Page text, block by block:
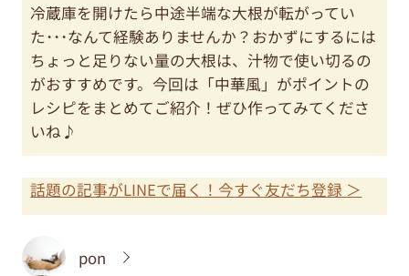
冷蔵庫を開けたら中途半端な大根が転がってい
た･･･なんて経験ありませんか？おかずにするには
ちょっと足りない量の大根は、汁物で使い切るの
がおすすめです。今回は「中華風」がポイントの
レシピをまとめてご紹介！ぜひ作ってみてくださ
いね♪
話題の記事がLINEで届く！今すぐ友だち登録 ＞
pon